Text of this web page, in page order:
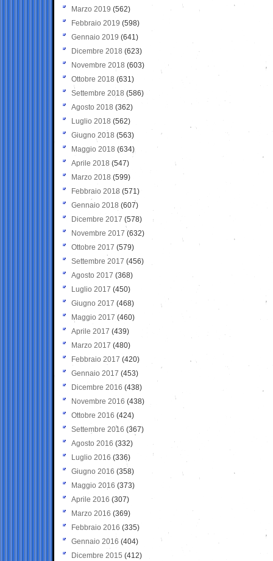
Marzo 2019 (562)
Febbraio 2019 (598)
Gennaio 2019 (641)
Dicembre 2018 (623)
Novembre 2018 (603)
Ottobre 2018 (631)
Settembre 2018 (586)
Agosto 2018 (362)
Luglio 2018 (562)
Giugno 2018 (563)
Maggio 2018 (634)
Aprile 2018 (547)
Marzo 2018 (599)
Febbraio 2018 (571)
Gennaio 2018 (607)
Dicembre 2017 (578)
Novembre 2017 (632)
Ottobre 2017 (579)
Settembre 2017 (456)
Agosto 2017 (368)
Luglio 2017 (450)
Giugno 2017 (468)
Maggio 2017 (460)
Aprile 2017 (439)
Marzo 2017 (480)
Febbraio 2017 (420)
Gennaio 2017 (453)
Dicembre 2016 (438)
Novembre 2016 (438)
Ottobre 2016 (424)
Settembre 2016 (367)
Agosto 2016 (332)
Luglio 2016 (336)
Giugno 2016 (358)
Maggio 2016 (373)
Aprile 2016 (307)
Marzo 2016 (369)
Febbraio 2016 (335)
Gennaio 2016 (404)
Dicembre 2015 (412)